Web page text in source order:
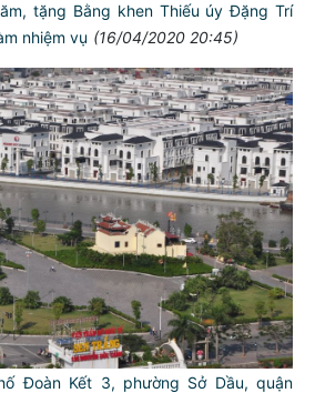
tặng Bằng khen Thiếu úy Đặng Trí
nhiệm vụ (16/04/2020 20:45)
Đoàn Kết 3, phường Sở Dầu, quận